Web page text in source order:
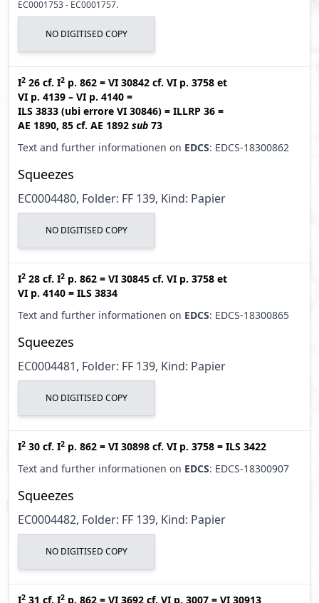
EC0001753 - EC0001757.
NO DIGITISED COPY
I2 26 cf. I2 p. 862 = VI 30842 cf. VI p. 3758 et
VI p. 4139 – VI p. 4140 =
ILS 3833 (ubi errore VI 30846) = ILLRP 36 =
AE 1890, 85 cf. AE 1892 sub 73
Text and further informationen on EDCS: EDCS-18300862
Squeezes
EC0004480, Folder: FF 139, Kind: Papier
NO DIGITISED COPY
I2 28 cf. I2 p. 862 = VI 30845 cf. VI p. 3758 et
VI p. 4140 = ILS 3834
Text and further informationen on EDCS: EDCS-18300865
Squeezes
EC0004481, Folder: FF 139, Kind: Papier
NO DIGITISED COPY
I2 30 cf. I2 p. 862 = VI 30898 cf. VI p. 3758 = ILS 3422
Text and further informationen on EDCS: EDCS-18300907
Squeezes
EC0004482, Folder: FF 139, Kind: Papier
NO DIGITISED COPY
I2 31 cf. I2 p. 862 = VI 3692 cf. VI p. 3007 = VI 30913